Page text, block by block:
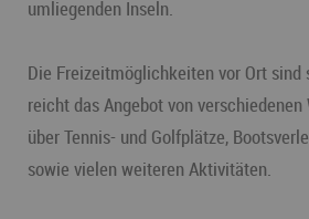
umliegenden Inseln.
Die Freizeitmöglichkeiten vor Ort sind
reicht das Angebot von verschiedenen
über Tennis- und Golfplätze,
sowie vielen weiteren Aktivitäten.